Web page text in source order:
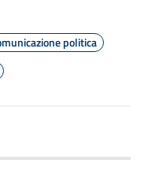
politica